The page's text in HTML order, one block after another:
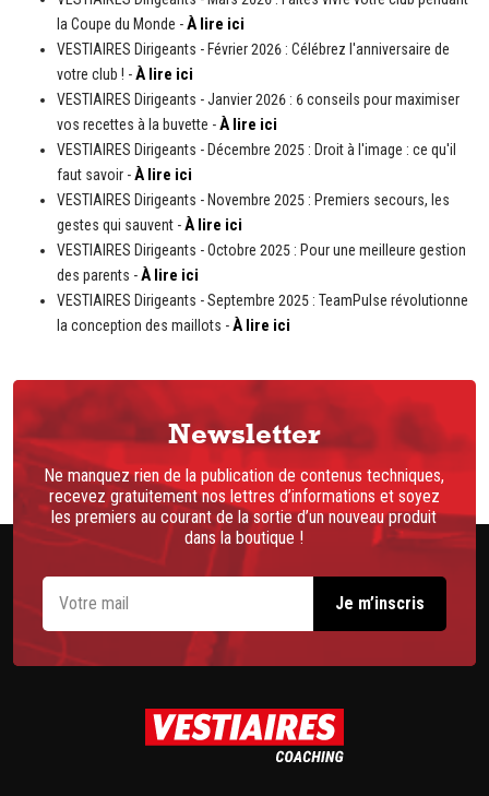
la Coupe du Monde -À lire ici
VESTIAIRES Dirigeants - Février 2026 : Célébrez l'anniversaire de
votre club ! -À lire ici
VESTIAIRES Dirigeants - Janvier 2026 : 6 conseils pour maximiser
vos recettes à la buvette -À lire ici
VESTIAIRES Dirigeants - Décembre 2025 : Droit à l'image : ce qu'il
faut savoir -À lire ici
VESTIAIRES Dirigeants - Novembre 2025 : Premiers secours, les
gestes qui sauvent -À lire ici
VESTIAIRES Dirigeants - Octobre 2025 : Pour une meilleure gestion
des parents -À lire ici
VESTIAIRES Dirigeants - Septembre 2025 : TeamPulse révolutionne
la conception des maillots -À lire ici
Newsletter
Ne manquez rien de la publication de contenus techniques,
recevez gratuitement nos lettres d’informations et soyez
les premiers au courant de la sortie d’un nouveau produit
dans la boutique !